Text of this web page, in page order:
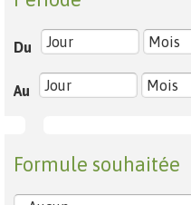
Du Jour Mois
Au Jour Mois
Formule souhaitée
Pension